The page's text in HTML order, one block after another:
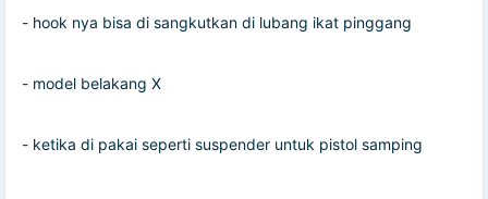
- hook nya bisa di sangkutkan di lubang ikat pinggang
- model belakang X
- ketika di pakai seperti suspender untuk pistol samping